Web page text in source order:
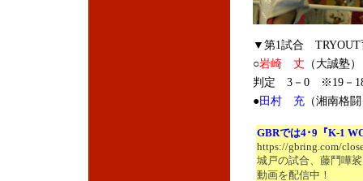
▼第1試合
○岩崎 丈 （大誠塾）
判定 3－0 ※19－18
●田村 充（湘南格
GBRでは4･9『K-1
https://gbring.com/
城戸の試合、藤鬥嘩
動画を配信中！